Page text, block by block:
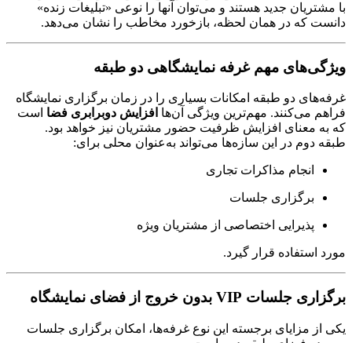
با مشتریان جدید هستند و می‌توان آنها را نوعی «تبلیغات زنده»
دانست که در همان لحظه، بازخورد مخاطب را نشان می‌دهد.
ویژگی‌های مهم غرفه نمایشگاهی دو طبقه
غرفه‌های دو طبقه امکانات بسیاری را در زمان برگزاری نمایشگاه
فراهم می‌کنند. مهم‌ترین ویژگی آن‌ها افزایش دوبرابری فضا است
که به معنای افزایش ظرفیت حضور مشتریان نیز خواهد بود.
طبقه دوم در این سازه‌ها می‌تواند به‌عنوان محلی برای:
انجام مذاکرات تجاری
برگزاری جلسات
پذیرایی اختصاصی از مشتریان ویژه
مورد استفاده قرار گیرد.
برگزاری جلسات VIP بدون خروج از فضای نمایشگاه
یکی از مزایای برجسته این نوع غرفه‌ها، امکان برگزاری جلسات